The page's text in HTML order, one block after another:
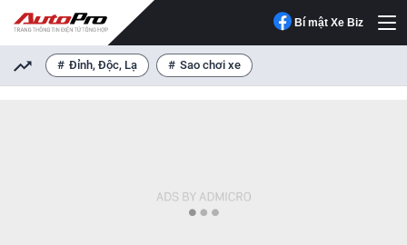
Bí mật Xe Biz
Đỉnh, Độc, Lạ Sao chơi xe